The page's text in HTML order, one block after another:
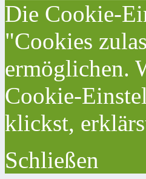
Die Cookie-
"Cookies
ermöglichen.
Cookie-
klickst,
Schließen